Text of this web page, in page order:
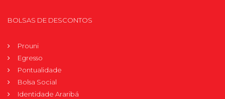
BOLSAS DE DESCONTOS
Prouni
Egresso
Pontualidade
Bolsa Social
Identidade Araribá